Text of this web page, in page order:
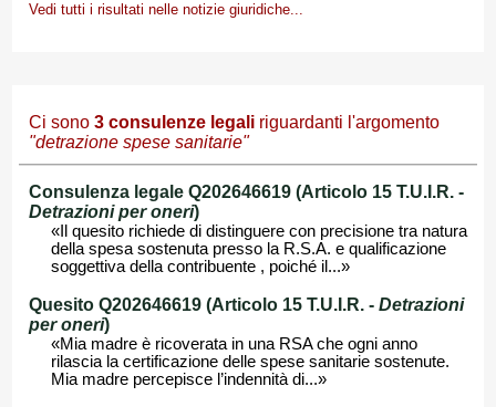
Vedi tutti i risultati nelle notizie giuridiche...
Ci sono 3 consulenze legali riguardanti l'argomento
"detrazione spese sanitarie"
Consulenza legale Q202646619 (Articolo 15 T.U.I.R. -
Detrazioni per oneri)
«Il quesito richiede di distinguere con precisione tra natura
della spesa sostenuta presso la R.S.A. e qualificazione
soggettiva della contribuente , poiché il...»
Quesito Q202646619 (Articolo 15 T.U.I.R. - Detrazioni
per oneri)
«Mia madre è ricoverata in una RSA che ogni anno
rilascia la certificazione delle spese sanitarie sostenute.
Mia madre percepisce l’indennità di...»